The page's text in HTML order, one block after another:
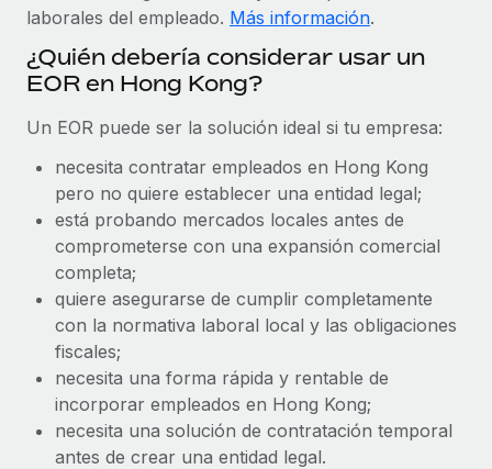
Proporciona dispositivos tecnológicos y contrólalos
en todo el mundo.
Apertura de entidades
Abre entidades conforme a la legalidad enseguida.
Movilidad y reubicación
Reubica a los empleados con facilidad.
Prestaciones
Gestiona las prestaciones de los empleados sin
complicaciones.
Explora el blog
BLOG
Novedades de producto de Remote:
Management Plus
La misión de Remote sigue siendo ayudar a empresas de
todos los tamaños a contratar, gestionar y...
Más información
Pento se convierte en un empleador equitativo
con Remote
Gestionar las nóminas internamente es complicado. Tardas
semanas en hacerlo manualmente y, al mes...
laborales del empleado. Más información.
¿Quién debería considerar usar un
EOR en Hong Kong?
Un EOR puede ser la solución ideal si tu empresa:
necesita contratar empleados en Hong Kong
pero no quiere establecer una entidad legal;
está probando mercados locales antes de
comprometerse con una expansión comercial
completa;
quiere asegurarse de cumplir completamente
con la normativa laboral local y las obligaciones
fiscales;
necesita una forma rápida y rentable de
incorporar empleados en Hong Kong;
necesita una solución de contratación temporal
antes de crear una entidad legal.